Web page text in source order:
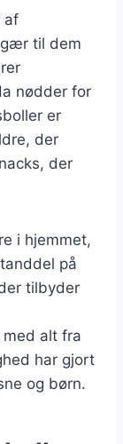
af
til dem
nødder for
er
der
der
i hjemmet,
på
tilbyder
alt fra
har gjort
og børn.